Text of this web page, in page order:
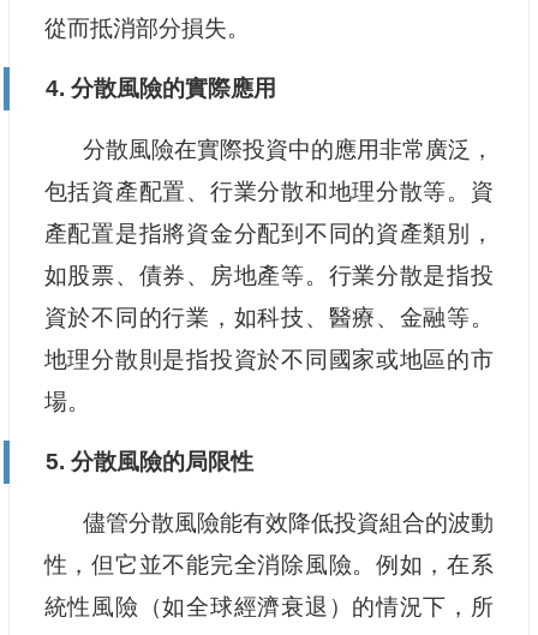
從而抵消部分損失。
4. 分散風險的實際應用
分散風險在實際投資中的應用非常廣泛，
包括資產配置、行業分散和地理分散等。資
產配置是指將資金分配到不同的資產類別，
如股票、債券、房地產等。行業分散是指投
資於不同的行業，如科技、醫療、金融等。
地理分散則是指投資於不同國家或地區的市
場。
5. 分散風險的局限性
儘管分散風險能有效降低投資組合的波動
性，但它並不能完全消除風險。例如，在系
統性風險（如全球經濟衰退）的情況下，所